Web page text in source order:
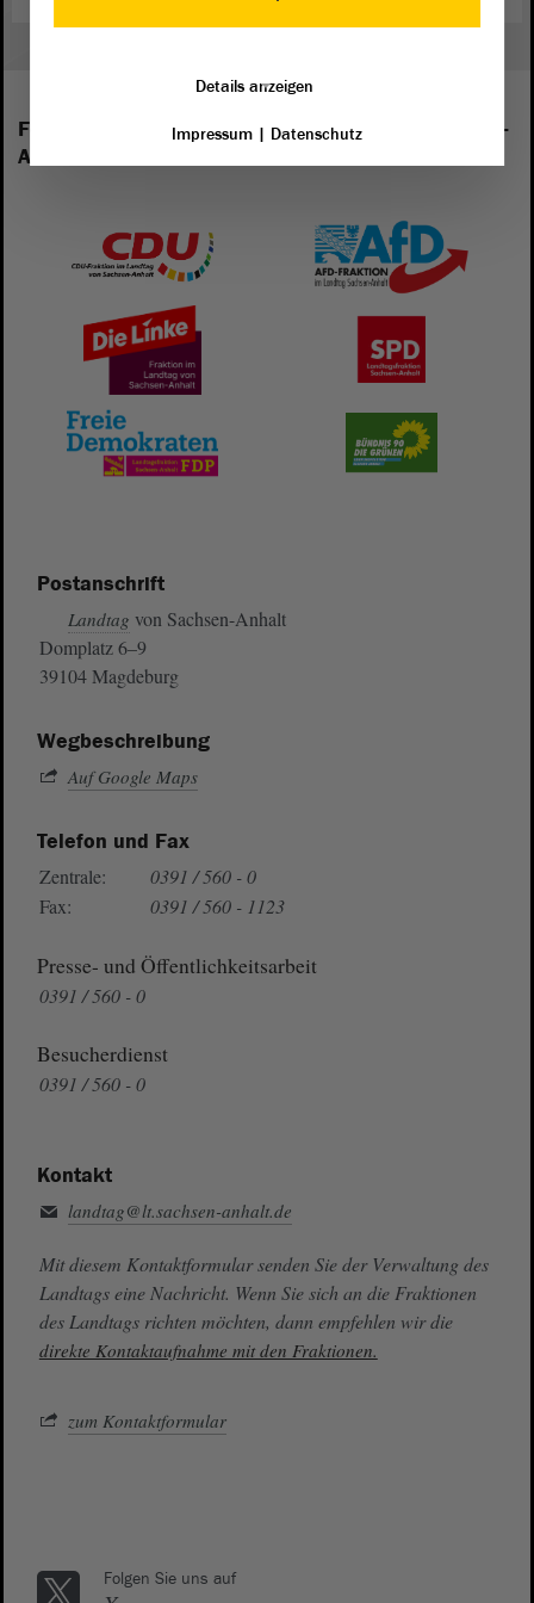
Folgende Fraktionen sind im Landtag von Sachsen-
Anhalt vertreten:
Postanschrift
Landtag von Sachsen-Anhalt
Domplatz 6–9
39104 Magdeburg
Wegbeschreibung
Auf Google Maps
Telefon und Fax
Zentrale:
0391 / 560 - 0
Fax:
0391 / 560 - 1123
Presse- und Öffentlichkeitsarbeit
0391 / 560 - 0
Besucherdienst
0391 / 560 - 0
Kontakt
landtag@lt.sachsen-anhalt.de
Mit diesem Kontaktformular senden Sie der Verwaltung des
Landtags eine Nachricht. Wenn Sie sich an die Fraktionen
des Landtags richten möchten, dann empfehlen wir die
direkte Kontaktaufnahme mit den Fraktionen.
zum Kontaktformular
Folgen Sie uns auf
Details anzeigen
Impressum| Datenschutz